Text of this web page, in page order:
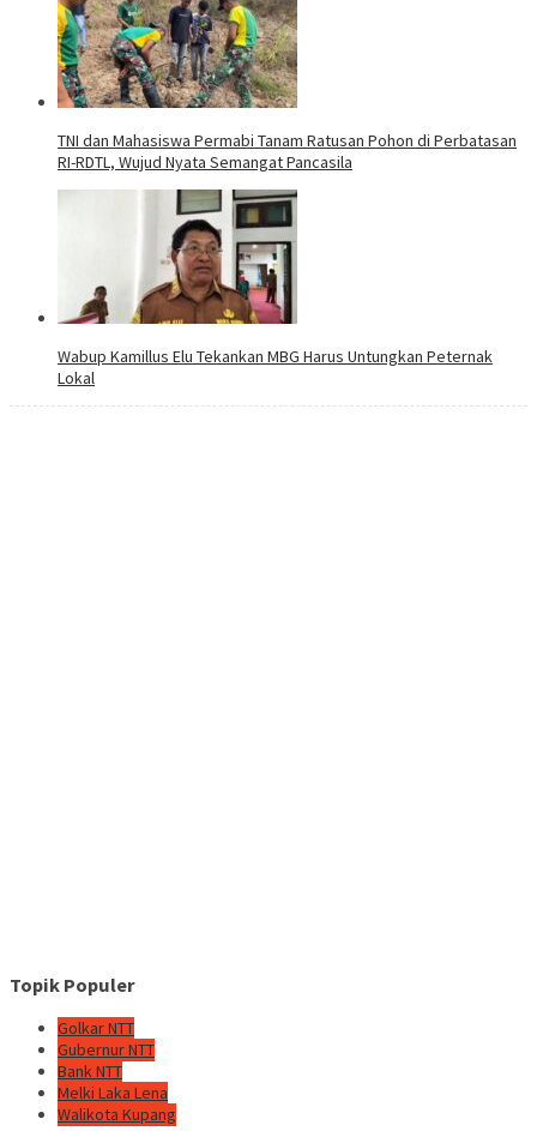
TNI dan Mahasiswa Permabi Tanam Ratusan Pohon di Perbatasan
RI-RDTL, Wujud Nyata Semangat Pancasila
Wabup Kamillus Elu Tekankan MBG Harus Untungkan Peternak
Lokal
Topik Populer
Golkar NTT
Gubernur NTT
Bank NTT
Melki Laka Lena
Walikota Kupang